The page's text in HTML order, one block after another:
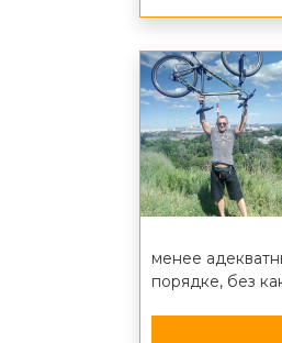
менее
порядке, без